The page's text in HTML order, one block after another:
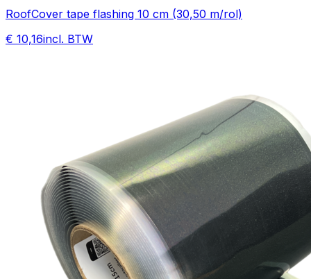
RoofCover tape flashing 10 cm (30,50 m/rol)
€ 10,16incl. BTW